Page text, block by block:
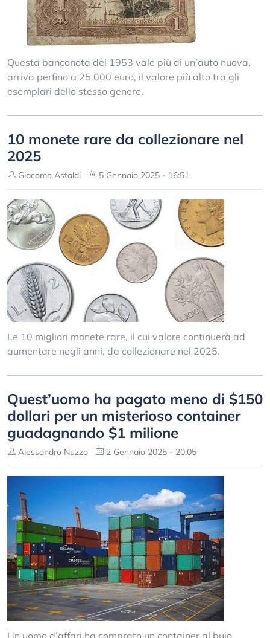
Questa banconota del 1953 vale più di un’auto nuova,
arriva perfino a 25.000 euro, il valore più alto tra gli
esemplari dello stesso genere.
10 monete rare da collezionare nel
2025
Giacomo Astaldi 5 Gennaio 2025 - 16:51
Le 10 migliori monete rare, il cui valore continuerà ad
aumentare negli anni, da collezionare nel 2025.
Quest’uomo ha pagato meno di $150
dollari per un misterioso container
guadagnando $1 milione
Alessandro Nuzzo 2 Gennaio 2025 - 20:05
Un uomo d’affari ha comprato un container al buio